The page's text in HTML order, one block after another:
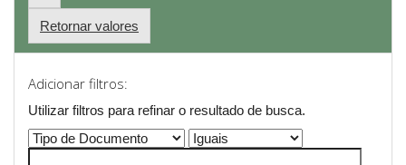
Retornar valores
Adicionar filtros:
Utilizar filtros para refinar o resultado de busca.